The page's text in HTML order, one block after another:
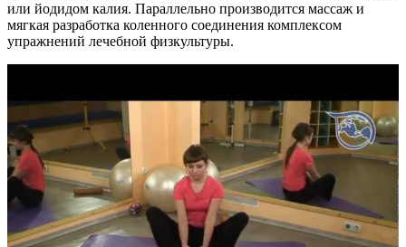
или йодидом калия. Параллельно производится массаж и
мягкая разработка коленного соединения комплексом
упражнений лечебной физкультуры.